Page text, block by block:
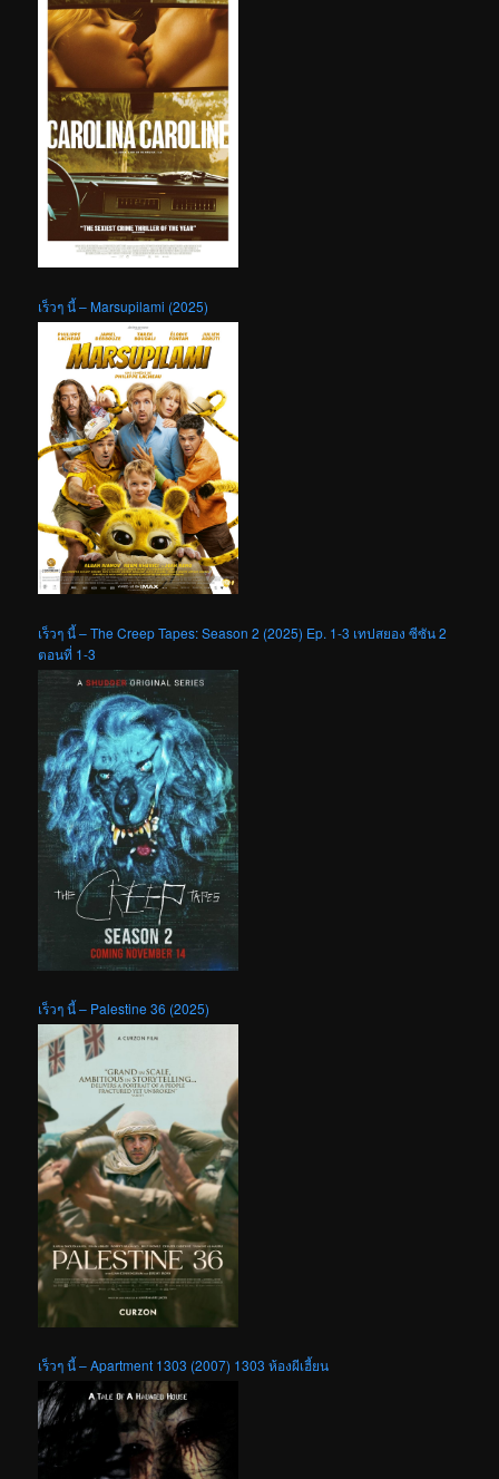
เร็วๆ นี้ – Marsupilami (2025)
เร็วๆ นี้ – The Creep Tapes: Season 2 (2025) Ep. 1-3 เทปสยอง ซีซัน 2
ตอนที่ 1-3
เร็วๆ นี้ – Palestine 36 (2025)
เร็วๆ นี้ – Apartment 1303 (2007) 1303 ห้องผีเฮี้ยน